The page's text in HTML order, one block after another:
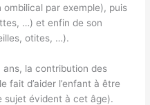
par exemple), puis
…) et enfin de son
otites, …).
ans, la contribution des
fait d’aider l’enfant à être
sujet évident à cet âge).